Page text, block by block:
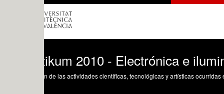
2010 - Electrónica e iluminación
de las actividades científicas, tecnológicas y artísticas ocurridas en los tres